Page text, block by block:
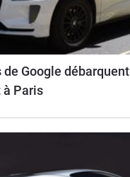
Google débarquent
Paris